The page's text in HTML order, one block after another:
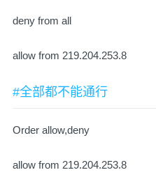
deny from all
allow from 219.204.253.8
#全部都不能通行
Order allow,deny
allow from 219.204.253.8